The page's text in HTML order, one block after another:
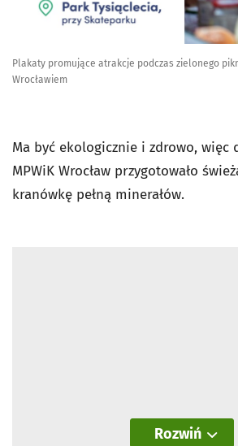
Plakaty promujące atrakcje podczas zielonego
Wrocławiem
Ma być ekologicznie i zdrowo, więc
MPWiK Wrocław przygotowało
kranówkę pełną minerałów.
Rozwiń